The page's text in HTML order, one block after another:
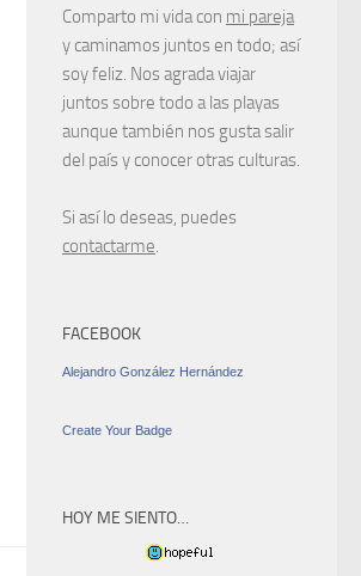
Comparto mi vida con mi pareja
y caminamos juntos en todo; así
soy feliz. Nos agrada viajar
juntos sobre todo a las playas
aunque también nos gusta salir
del país y conocer otras culturas.
Si así lo deseas, puedes
contactarme.
FACEBOOK
Alejandro González Hernández
Create Your Badge
HOY ME SIENTO…